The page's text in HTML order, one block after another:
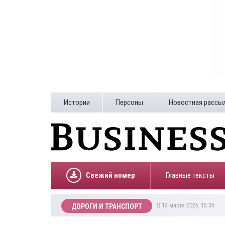
Истории Персоны Новостная
Свежий номер Главные тексты
ДОРОГИ И ТРАНСПОРТ 13 марта 2025, 15:35